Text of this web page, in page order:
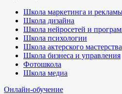
Школа маркетинга и
Школа дизайна
Школа нейросетей и
Школа психологии
Школа актерского мастерства
Школа бизнеса и управления
Фотошкола
Школа медиа
Онлайн-обучение